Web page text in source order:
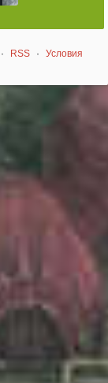
· RSS ·
Условия